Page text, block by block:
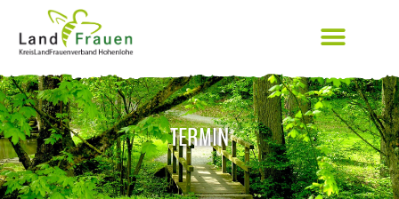
TERMIN